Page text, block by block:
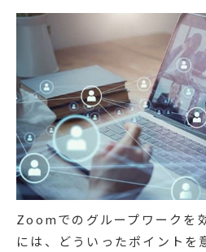
Zoomでのグループワークを
には、どういったポイントを